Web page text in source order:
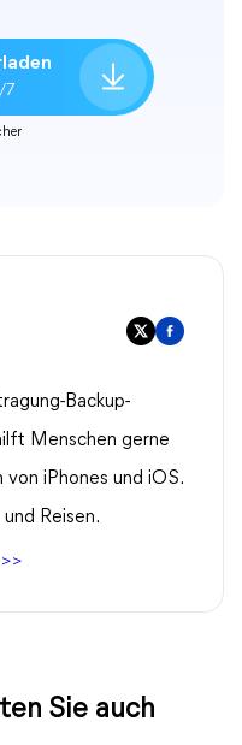
7
Backup-
Menschen gerne
iPhones und iOS.
Reisen.
Sie auch